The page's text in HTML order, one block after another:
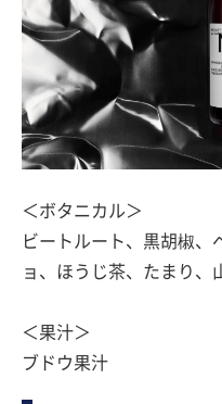
＜ボタニカル＞
ビートルート、黒胡椒、
ョ、ほうじ茶、たまり、
＜果汁＞
ブドウ果汁